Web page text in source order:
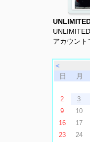
アカウント
＜
日
月
2
3
9
10
16
17
23
24